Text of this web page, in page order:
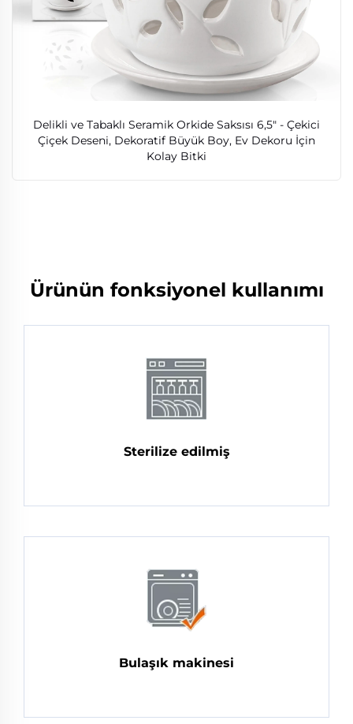
Delikli ve Tabaklı Seramik Orkide Saksısı 6,5" - Çekici
Çiçek Deseni, Dekoratif Büyük Boy, Ev Dekoru İçin
Kolay Bitki
Ürünün fonksiyonel kullanımı
Sterilize edilmiş
Bulaşık makinesi